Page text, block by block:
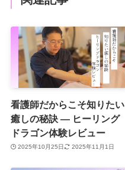
看護師だからこそ知りたい
癒しの秘訣 ― ヒーリング
ドラゴン体験レビュー
2025年10月25日 2025年11月1日